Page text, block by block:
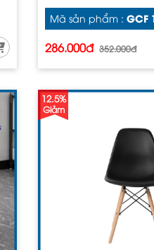
Mã sản phẩm : GCF
286.000đ 352.000đ
12.5%
Giảm